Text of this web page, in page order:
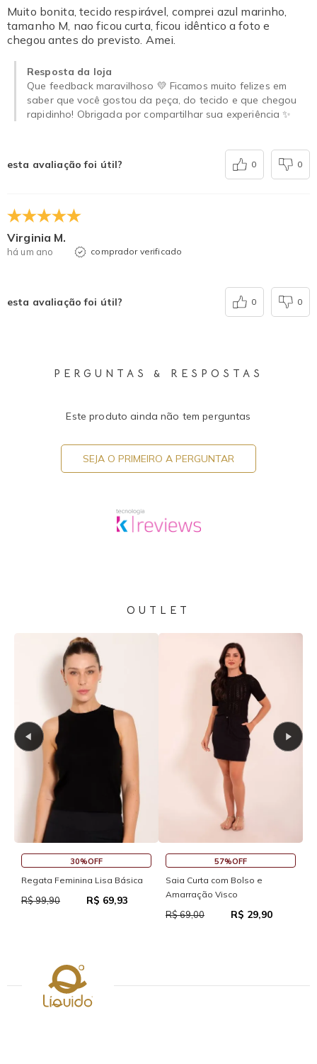
Muito bonita, tecido respirável, comprei azul marinho,
tamanho M, nao ficou curta, ficou idêntico a foto e
chegou antes do previsto. Amei.
Resposta da loja
Que feedback maravilhoso 💛 Ficamos muito felizes em
saber que você gostou da peça, do tecido e que chegou
rapidinho! Obrigada por compartilhar sua experiência ✨
esta avaliação foi útil? 0 0
Virginia M.
há um ano comprador verificado
esta avaliação foi útil? 0 0
PERGUNTAS & RESPOSTAS
Este produto ainda não tem perguntas
SEJA O PRIMEIRO A PERGUNTAR
OUTLET
30%OFF
Feminina Lisa Básica
99,90 R$ 69,93
57%OFF
Saia Curta com Bolso e
Amarração Visco
R$ 69,00 R$ 29,90